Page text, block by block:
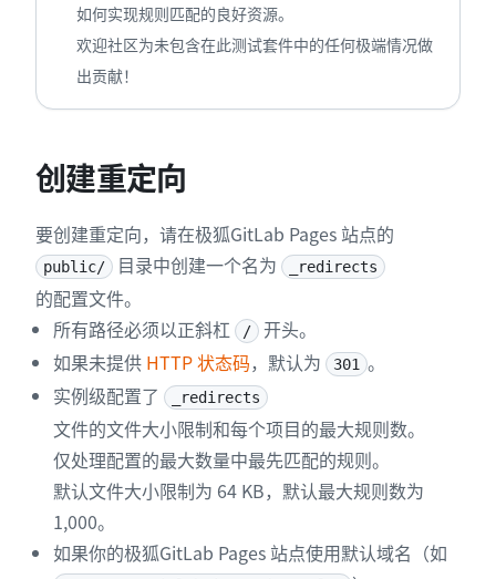
如何实现规则匹配的良好资源。
欢迎社区为未包含在此测试套件中的任何极端情况做
出贡献！
创建重定向
要创建重定向，请在极狐GitLab Pages 站点的
public/ 目录中创建一个名为 _redirects
的配置文件。
所有路径必须以正斜杠
/
开头。
如果未提供 HTTP 状态码，默认为 301 。
实例级配置了
_redirects
文件的文件大小限制和每个项目的最大规则数。
仅处理配置的最大数量中最先匹配的规则。
默认文件大小限制为 64 KB，默认最大规则数为
1,000。
如果你的极狐GitLab Pages 站点使用默认域名（如